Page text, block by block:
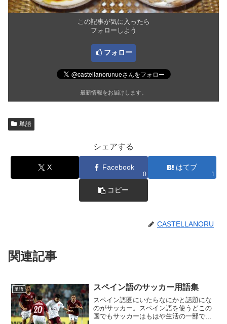
この記事が気に入ったら
フォローしよう
フォロー
最新情報をお届けします。
単語
シェアする
X Facebook
0
はてブ
1
コピー
CASTELLANORU
関連記事
単語 スペイン語のサッカー用語集
スペイン語圏にいたらなにかと話題にな
のがサッカー。スペイン語を使うどこの
国でもサッカーはもはや生活の一部で